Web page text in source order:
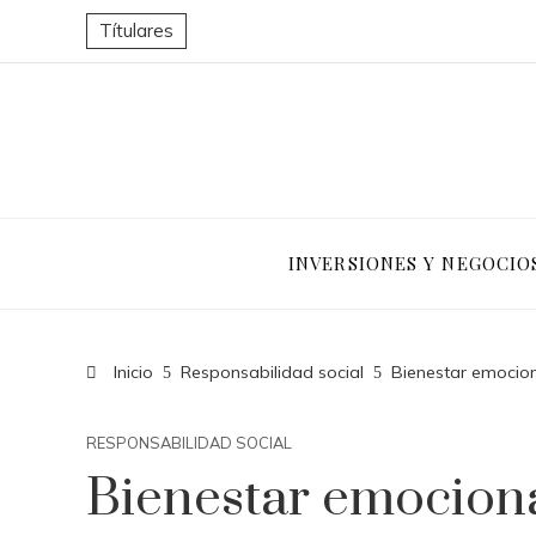
Títulares
INVERSIONES Y
Inicio Responsabilidad social Bienestar
RESPONSABILIDAD SOCIAL
Bienestar